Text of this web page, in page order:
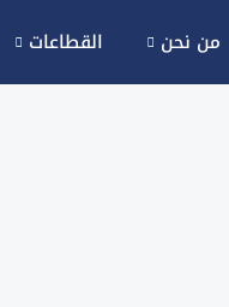
من نحن القطاعات